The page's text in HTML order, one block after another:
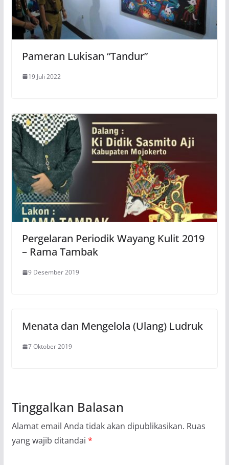
Pameran Lukisan “Tandur”
19 Juli 2022
Pergelaran Periodik Wayang Kulit 2019
– Rama Tambak
9 Desember 2019
Menata dan Mengelola (Ulang) Ludruk
7 Oktober 2019
Tinggalkan Balasan
Alamat email Anda tidak akan dipublikasikan. Ruas
yang wajib ditandai *